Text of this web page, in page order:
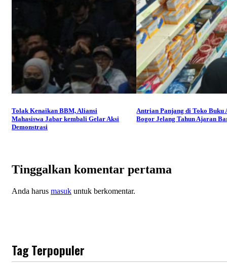
Tolak Kenaikan BBM, Aliansi
Mahasiswa Jabar kembali Gelar Aksi
Demonstrasi
Antrian Panjang di Toko Buku
Bogor Jelang Tahun Ajaran
Tinggalkan komentar pertama
Anda harus masuk untuk berkomentar.
Tag Terpopuler